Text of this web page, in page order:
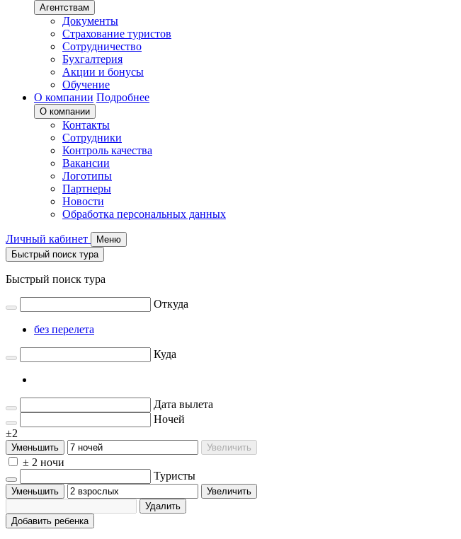
Агентствам
Документы
Страхование туристов
Сотрудничество
Бухгалтерия
Акции и бонусы
Обучение
О компании Подробнее
О компании
Контакты
Сотрудники
Контроль качества
Вакансии
Логотипы
Партнеры
Новости
Обработка персональных данных
Личный кабинет
Меню
Быстрый поиск тура
Быстрый поиск тура
Откуда
без перелета
Куда
Дата вылета
Ночей
±2
Уменьшить Увеличить
± 2 ночи
Туристы
Уменьшить
Увеличить
Удалить
Добавить ребенка